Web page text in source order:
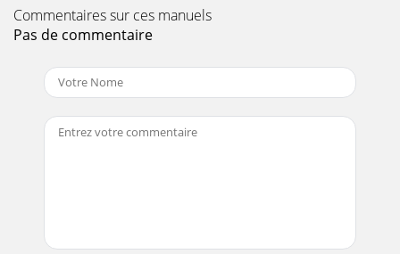
MANUAL — REV. #0 (03/22/10) — PAGE 19NOTES
PAGE 2 — CV/SVA-SERIES VIBRATOR HEADS — OPERATION
AND PARTS MANUAL — REV. #0 (03/22/10)Engine exhaust
Page 13
Page 14 - VIBRATOR HEAD ASSY
Commentaires sur ces manuels
Pas de commentaire